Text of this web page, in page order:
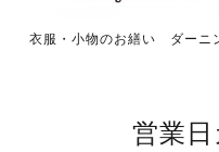
衣服・小物のお繕い ダーニ
営業